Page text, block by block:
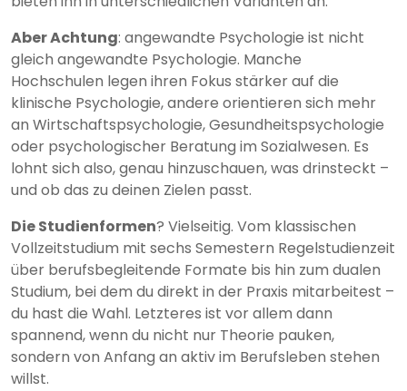
Aber Achtung: angewandte Psychologie ist nicht
gleich angewandte Psychologie. Manche
Hochschulen legen ihren Fokus stärker auf die
klinische Psychologie, andere orientieren sich mehr
an Wirtschaftspsychologie, Gesundheitspsychologie
oder psychologischer Beratung im Sozialwesen. Es
lohnt sich also, genau hinzuschauen, was drinsteckt –
und ob das zu deinen Zielen passt.
Die Studienformen? Vielseitig. Vom klassischen
Vollzeitstudium mit sechs Semestern Regelstudienzeit
über berufsbegleitende Formate bis hin zum dualen
Studium, bei dem du direkt in der Praxis mitarbeitest –
du hast die Wahl. Letzteres ist vor allem dann
spannend, wenn du nicht nur Theorie pauken,
sondern von Anfang an aktiv im Berufsleben stehen
willst.